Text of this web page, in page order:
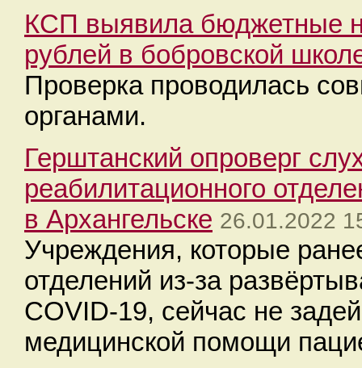
КСП выявила бюджетные
рублей в бобровской
Проверка проводилась
органами.
Герштанский опроверг
реабилитационного
в Архангельске 26.01.2022
Учреждения, которые
отделений из-за
COVID-19, сейчас не
медицинской помощи